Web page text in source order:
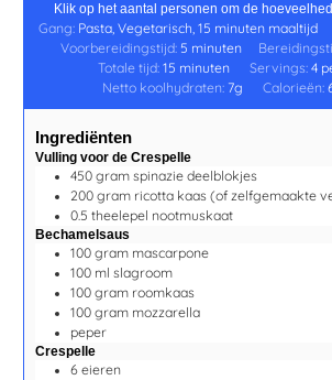
Klik op het aantal personen om de
Gang: Pasta, Vegetarisch, 15 minuten maaltijd
Voorbereidingstijd: 5 minuten
Totale tijd: 15 minuten Servings: 4
Netto koolhydraten: 7g Calorieën:
Ingrediënten
Vulling voor de Crespelle
450 gram spinazie deelblokjes
200 gram ricotta kaas (of zelfgemaakte
0.5 theelepel nootmuskaat
Bechamelsaus
100 gram mascarpone
100 ml slagroom
100 gram roomkaas
100 gram mozzarella
peper
Crespelle
6 eieren